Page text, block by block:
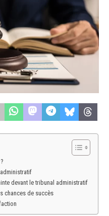
devant le tribunal administratif
chances de succès